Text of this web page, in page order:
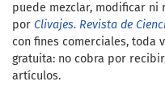
puede mezclar, modificar
por Clivajes. Revista de
con fines comerciales, toda
gratuita: no cobra por
artículos.